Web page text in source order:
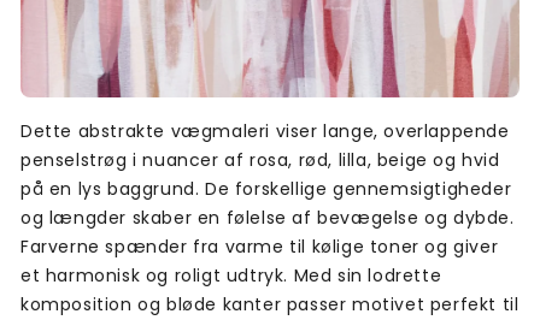
Dette abstrakte vægmaleri viser lange, overlappende
penselstrøg i nuancer af rosa, rød, lilla, beige og hvid
på en lys baggrund. De forskellige gennemsigtigheder
og længder skaber en følelse af bevægelse og dybde.
Farverne spænder fra varme til kølige toner og giver
et harmonisk og roligt udtryk. Med sin lodrette
komposition og bløde kanter passer motivet perfekt til